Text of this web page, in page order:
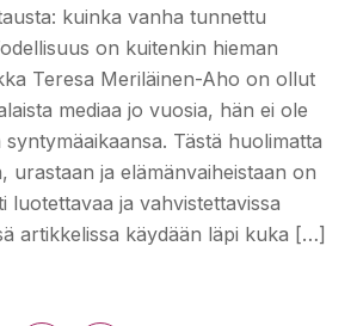
kuinka vanha tunnettu
on kuitenkin hieman
Teresa Meriläinen-Aho on ollut
mediaa jo vuosia, hän ei ole
Tästä huolimatta
urastaan ja elämänvaiheistaan on
luotettavaa ja vahvistettavissa
artikkelissa käydään läpi kuka […]